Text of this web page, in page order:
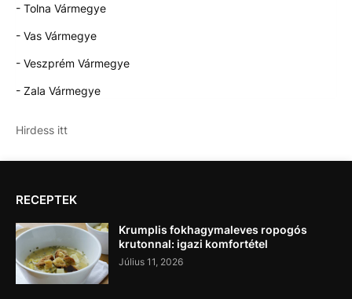
- Tolna Vármegye
- Vas Vármegye
- Veszprém Vármegye
- Zala Vármegye
Hirdess itt
RECEPTEK
Krumplis fokhagymaleves ropogós
krutonnal: igazi komfortétel
Július 11, 2026